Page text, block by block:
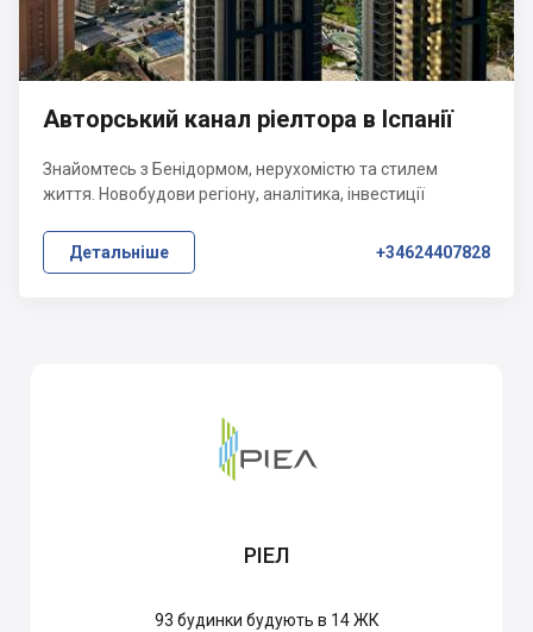
Авторський канал ріелтора в Іспанії
Знайомтесь з Бенідормом, нерухомістю та стилем
життя. Новобудови регіону, аналітика, інвестиції
Детальніше +34624407828
РІЕЛ
93 будинки будують в 14 ЖК